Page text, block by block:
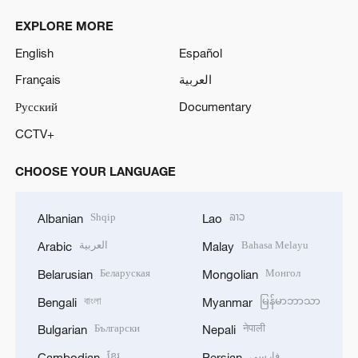
EXPLORE MORE
English
Español
Français
العربية
Русский
Documentary
CCTV+
CHOOSE YOUR LANGUAGE
Albanian Shqip
Arabic العربية
Belarusian Беларуская
Bengali বাংলা
Bulgarian Български
Lao ລາວ
Malay Bahasa Melayu
Mongolian Монгол
Myanmar မြန်မာဘာသာ
Nepali नेपाली